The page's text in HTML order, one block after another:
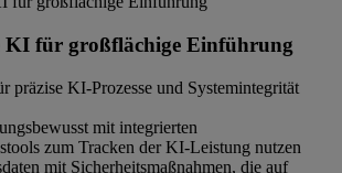
KI für großflächige Einführung
präzise KI-Prozesse und Systemintegrität
mit integrierten
zum Tracken der KI-Leistung nutzen
mit Sicherheitsmaßnahmen, die auf